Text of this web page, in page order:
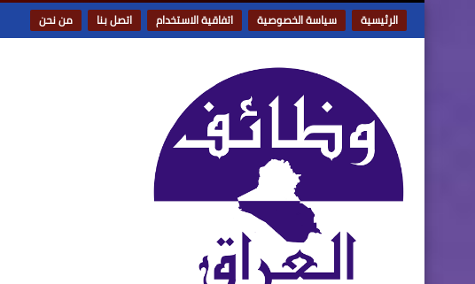
الرئيسية سياسة الخصوصية اتفاقية الاستخدام اتصل بنا من نحن